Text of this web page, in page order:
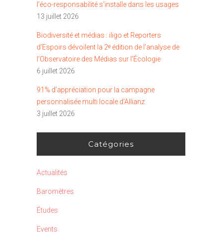
l’éco-responsabilité s’installe dans les usages
13 juillet 2026
Biodiversité et médias : iligo et Reporters
d’Espoirs dévoilent la 2ᵉ édition de l’analyse de
l’Observatoire des Médias sur l’Écologie
6 juillet 2026
91% d’appréciation pour la campagne
personnalisée multi locale d’Allianz
3 juillet 2026
Catégories
Actualités
Baromètres
Études
Events